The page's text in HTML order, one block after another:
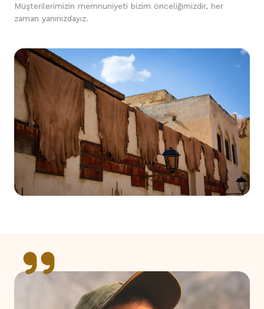
Müşterilerimizin memnuniyeti bizim önceliğimizdir, her
zaman yanınızdayız.